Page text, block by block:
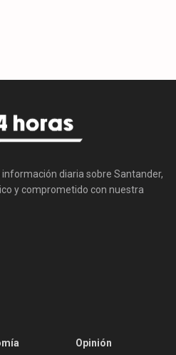
diaria sobre Santander,
y comprometido con nuestra
Opinión